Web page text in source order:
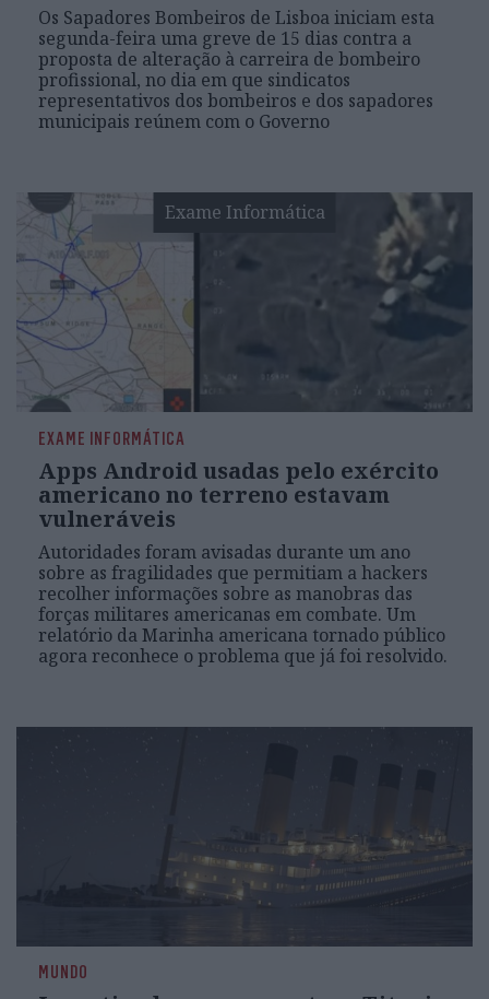
Os Sapadores Bombeiros de Lisboa iniciam esta
segunda-feira uma greve de 15 dias contra a
proposta de alteração à carreira de bombeiro
profissional, no dia em que sindicatos
representativos dos bombeiros e dos sapadores
municipais reúnem com o Governo
Exame Informática
EXAME INFORMÁTICA
Apps Android usadas pelo exército
americano no terreno estavam
vulneráveis
Autoridades foram avisadas durante um ano
sobre as fragilidades que permitiam a hackers
recolher informações sobre as manobras das
forças militares americanas em combate. Um
relatório da Marinha americana tornado público
agora reconhece o problema que já foi resolvido.
MUNDO